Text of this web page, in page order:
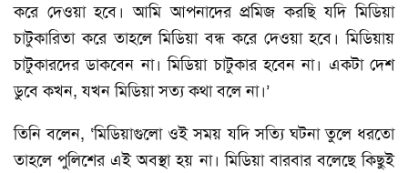
করে দেওয়া হবে। আমি আপনাদের প্রমিজ করছি যদি মিডিয়া
চাটুকারিতা করে তাহলে মিডিয়া বন্ধ করে দেওয়া হবে। মিডিয়ায়
চাটুকারদের ডাকবেন না। মিডিয়া চাটুকার হবেন না। একটা দেশ
ডুবে কখন, যখন মিডিয়া সত্য কথা বলে না।’
তিনি বলেন, ‘মিডিয়াগুলো ওই সময় যদি সত্যি ঘটনা তুলে ধরতো
তাহলে পুলিশের এই অবস্থা হয় না। মিডিয়া বারবার বলেছে কিছুই